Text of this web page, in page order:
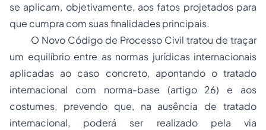
se aplicam, objetivamente, aos fatos projetados para
que cumpra com suas finalidades principais.
O Novo Código de Processo Civil tratou de traçar
um equilíbrio entre as normas jurídicas internacionais
aplicadas ao caso concreto, apontando o tratado
internacional com norma-base (artigo 26) e aos
costumes, prevendo que, na ausência de tratado
internacional, poderá ser realizado pela via